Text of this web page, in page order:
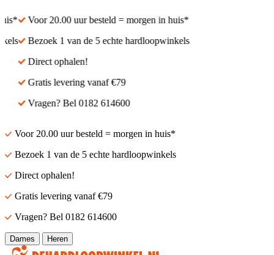
Voor 20.00 uur besteld = morgen in huis*
Bezoek 1 van de 5 echte hardloopwinkels
Direct ophalen!
Gratis levering vanaf €79
Vragen? Bel 0182 614600
Voor 20.00 uur besteld = morgen in huis*
Bezoek 1 van de 5 echte hardloopwinkels
Direct ophalen!
Gratis levering vanaf €79
Vragen? Bel 0182 614600
Dames Heren